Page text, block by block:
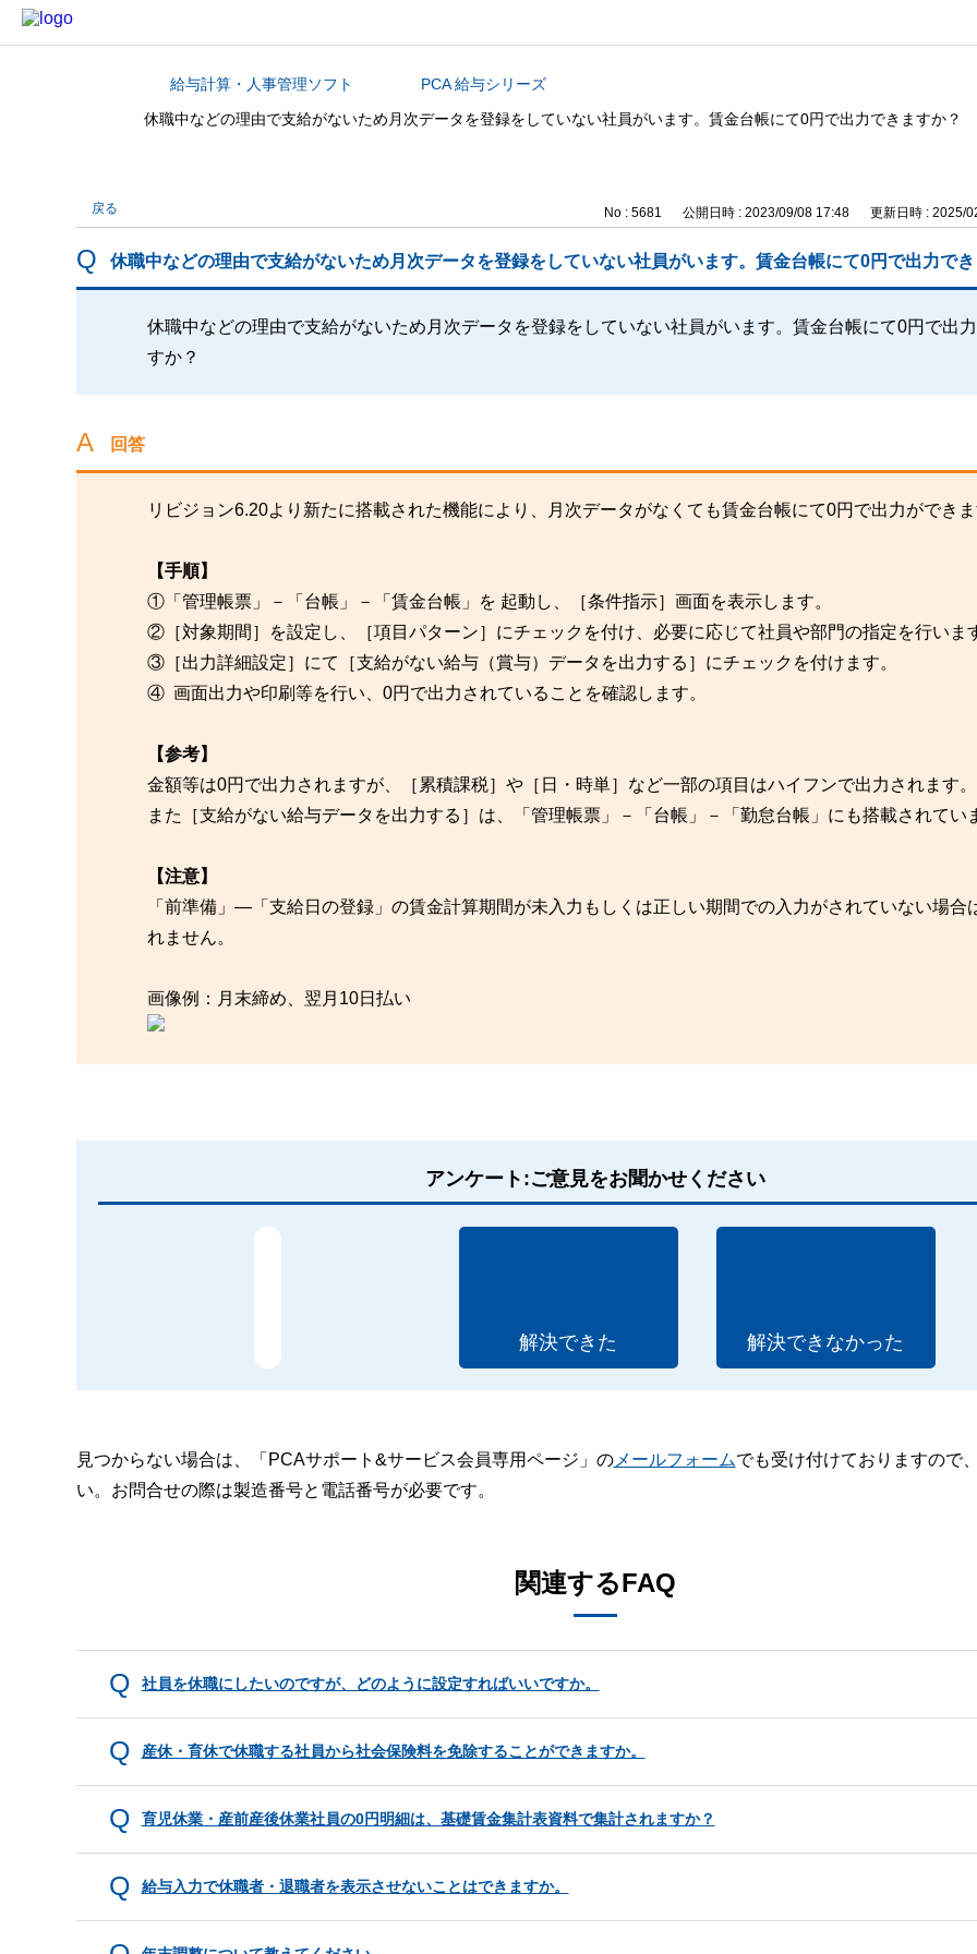
カテゴリから探す給与計算・人事管理ソフト
PCA 給与シリーズ
休職中などの理由で支給がないため月次データを登録をしていない社員がいます。賃金台帳にて0円で出力できますか？
戻る No : 5681 公開日時 : 2023/09/08 17:48 更新日時 : 2025/
休職中などの理由で支給がないため月次データを登録をしていない社員がいます。賃金台帳にて0円で出力でき
休職中などの理由で支給がないため月次データを登録をしていない社員がいます。賃金台帳にて0円で出力
すか？
回答
リビジョン6.20より新たに搭載された機能により、月次データがなくても賃金台帳にて0円で出力ができま
【手順】
①「管理帳票」－「台帳」－「賃金台帳」を 起動し、［条件指示］画面を表示します。
②［対象期間］を設定し、［項目パターン］にチェックを付け、必要に応じて社員や部門の指定を行いま
③［出力詳細設定］にて［支給がない給与（賞与）データを出力する］にチェックを付けます。
④ 画面出力や印刷等を行い、0円で出力されていることを確認します。
【参考】
金額等は0円で出力されますが、［累積課税］や［日・時単］など一部の項目はハイフンで出力されます。
また［支給がない給与データを出力する］は、「管理帳票」－「台帳」－「勤怠台帳」にも搭載されてい
【注意】
「前準備」―「支給日の登録」の賃金計算期間が未入力もしくは正しい期間での入力がされていない場合
れません。
画像例：月末締め、翌月10日払い
アンケート:ご意見をお聞かせください
解決できた 解決できなかった
見つからない場合は、「PCAサポート&サービス会員専用ページ」のメールフォームでも受け付けておりますので
い。お問合せの際は製造番号と電話番号が必要です。
関連するFAQ
社員を休職にしたいのですが、どのように設定すればいいですか。
産休・育休で休職する社員から社会保険料を免除することができますか。
育児休業・産前産後休業社員の0円明細は、基礎賃金集計表資料で集計されますか？
給与入力で休職者・退職者を表示させないことはできますか。